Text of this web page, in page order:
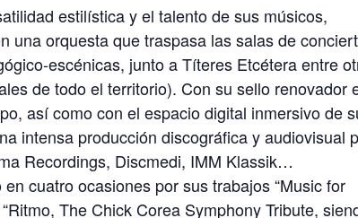
estilística y el talento de sus músicos,
una orquesta que traspasa las salas de
escénicas, junto a Títeres Etcétera entre
de todo el territorio). Con su sello renovador
así como con el espacio digital inmersivo de
intensa producción discográfica y audiovisual
Recordings, Discmedi, IMM Klassik…
cuatro ocasiones por sus trabajos “Music for
The Chick Corea Symphony Tribute,